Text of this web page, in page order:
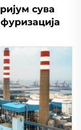
сува